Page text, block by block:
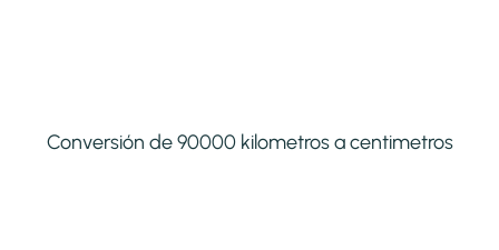
Conversión de 90000 kilometros a centimetros